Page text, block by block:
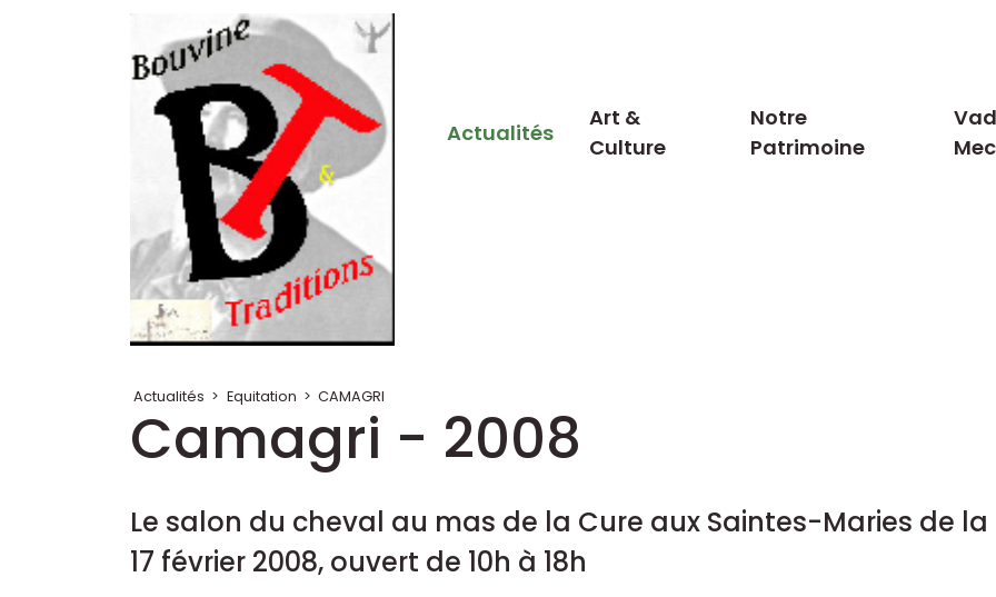
Actualités
Art &
Culture
Notre
Patrimoine
Actualités > Equitation > CAMAGRI
Camagri - 2008
Le salon du cheval au mas de la Cure aux Saintes-Maries de la
17 février 2008, ouvert de 10h à 18h